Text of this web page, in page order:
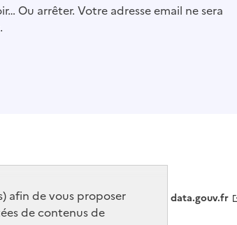
afin de vous proposer
de contenus de
Ou arrêter. Votre adresse email ne sera
data.gouv.fr